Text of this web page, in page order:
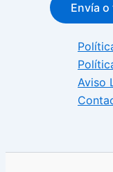
Envía
Aviso